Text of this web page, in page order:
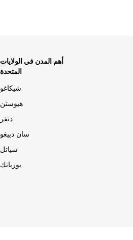
أهم المدن في الولايات
المتحدة
شيكاغو
هيوستن
دنفر
سان دييغو
سياتل
بوربانك